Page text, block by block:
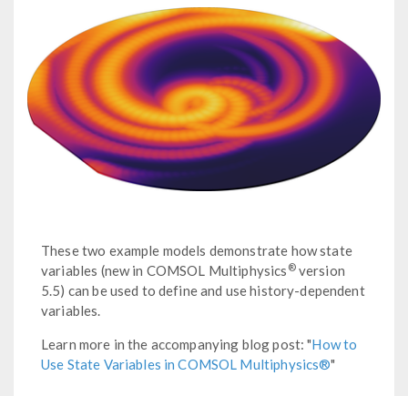
These two example models demonstrate how state
variables (new in COMSOL Multiphysics ®version
5.5) can be used to define and use history-dependent
variables.
Learn more in the accompanying blog post: "How to
Use State Variables in COMSOL Multiphysics®"